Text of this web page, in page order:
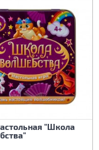
"Школа